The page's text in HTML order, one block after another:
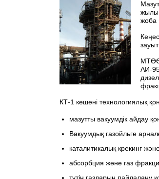
жылы
жоба
МТӨӨ
АИ-
КТ-1 кешені технологиялық
мазутты вакуумдік айдау
Вакуумдық газойльге
каталитикалық крекинг
абсорбция және газ